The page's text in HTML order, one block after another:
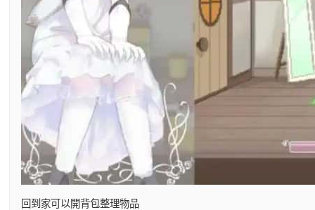
回到家可以開背包整理物品